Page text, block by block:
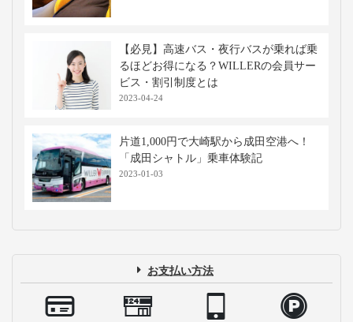
【必見】高速バス・夜行バスが乗れば乗
るほどお得になる？WILLERの会員サー
ビス・割引制度とは
2023-04-24
片道1,000円で大崎駅から成田空港へ！
「成田シャトル」乗車体験記
2023-01-03
お支払い方法